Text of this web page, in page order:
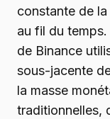
constante de
au fil du
de Binance
sous-jacente
la masse
traditionnelles,